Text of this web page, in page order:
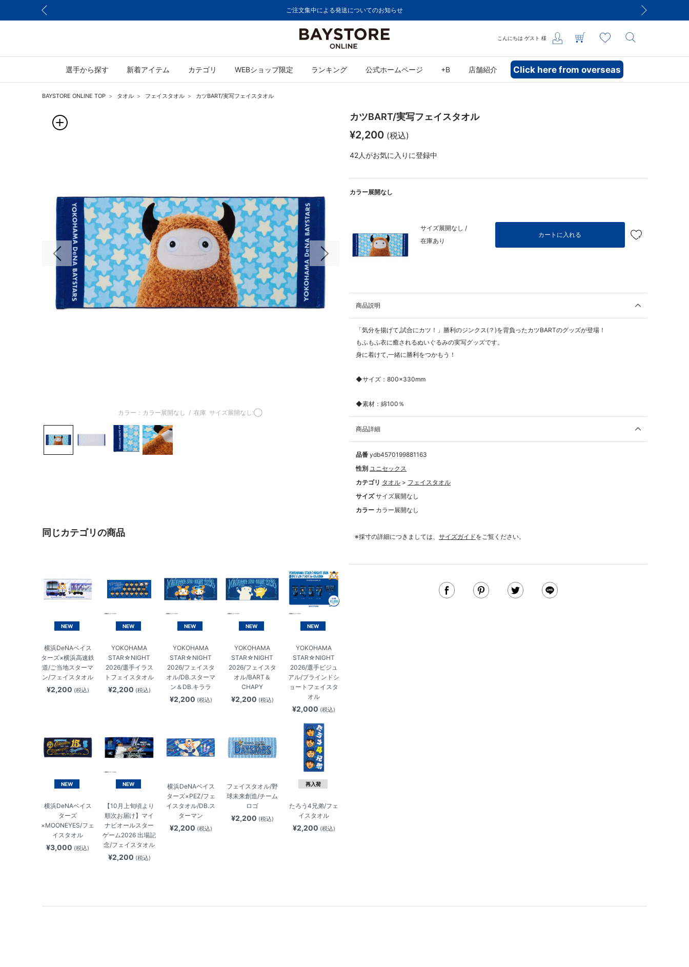
ご注文集中による発送についてのお知らせ
こんにちは ゲスト 様
選手から探す 新着アイテム カテゴリ WEBショップ限定 ランキング 公式ホームページ +B 店舗紹介 Click here from overseas
BAYSTORE ONLINE TOP タオル フェイスタオル カツBART/実写フェイスタオル
前の画像 次の画像
カラー：カラー展開なし / 在庫 サイズ展開なし:◯
同じカテゴリの商品
NEW
横浜DeNAベイス
ターズ×横浜高速鉄
道/ご当地スターマ
ン/フェイスタオル
¥2,200 (税込)
NEW
YOKOHAMA
STAR☆NIGHT
2026/選手イラス
トフェイスタオル
¥2,200 (税込)
NEW
YOKOHAMA
STAR☆NIGHT
2026/フェイスタ
オル/DB.スターマ
ン＆DB.キララ
¥2,200 (税込)
NEW
YOKOHAMA
STAR☆NIGHT
2026/フェイスタ
オル/BART＆
CHAPY
¥2,200 (税込)
NEW
YOKOHAMA
STAR☆NIGHT
2026/選手ビジュ
アル/ブラインドシ
ョートフェイスタ
オル
¥2,000 (税込)
NEW
横浜DeNAベイス
ターズ
×MOONEYES/フェ
イスタオル
¥3,000 (税込)
NEW
【10月上旬頃より
順次お届け】マイ
ナビオールスター
ゲーム2026 出場記
念/フェイスタオル
¥2,200 (税込)
横浜DeNAベイス
ターズ×PEZ/フェ
イスタオル/DB.ス
ターマン
¥2,200 (税込)
フェイスタオル/野
球未来創造/チーム
ロゴ
¥2,200 (税込)
再入荷
たろう4兄弟/フェ
イスタオル
¥2,200 (税込)
カツBART/実写フェイスタオル
¥2,200 (税込)
42人がお気に入りに登録中
カラー展開なし
サイズ展開なし /
在庫あり
カートに入れる
商品説明
「気分を揚げて,試合にカツ！」勝利のジンクス(？)を背負ったカツBARTのグッズが登場！
もふもふ衣に癒されるぬいぐるみの実写グッズです。
身に着けて,一緒に勝利をつかもう！
◆サイズ：800×330mm
◆素材：綿100％
商品詳細
品番 ydb4570199881163
性別 ユニセックス
カテゴリ タオル > フェイスタオル
サイズ サイズ展開なし
カラー カラー展開なし
※採寸の詳細につきましては、 サイズガイドをご覧ください。